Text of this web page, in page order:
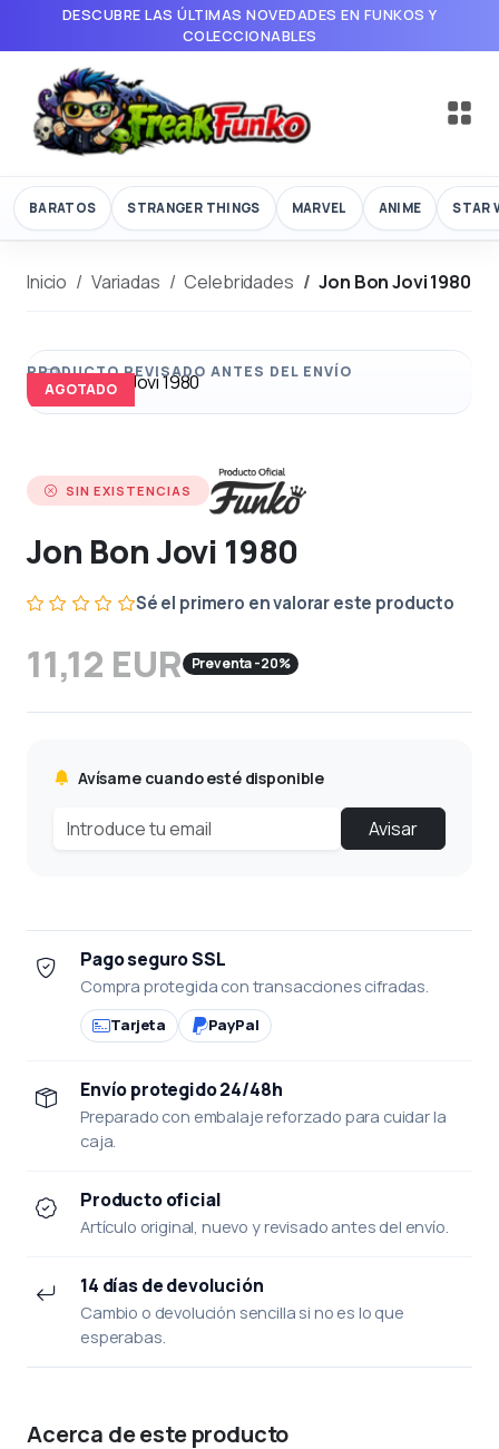
DESCUBRE LAS ÚLTIMAS NOVEDADES EN FUNKOS Y
COLECCIONABLES
BARATOS STRANGER THINGS MARVEL ANIME STAR
Inicio Variadas Celebridades Jon Bon Jovi 1980
AGOTADO
SIN EXISTENCIAS
Jon Bon Jovi 1980
Sé el primero en valorar este producto
11,12 EUR Preventa -20%
Avísame cuando esté disponible
Avisar
Pago seguro SSL
Compra protegida con transacciones cifradas.
Tarjeta PayPal
Envío protegido 24/48h
Preparado con embalaje reforzado para cuidar la
caja.
Producto oficial
Artículo original, nuevo y revisado antes del envío.
14 días de devolución
Cambio o devolución sencilla si no es lo que
esperabas.
Acerca de este producto